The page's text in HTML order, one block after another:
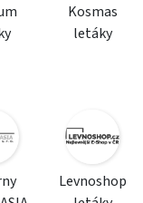
Kosmas
letáky
Levnoshop